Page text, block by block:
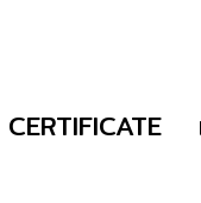
CERTIFICATE